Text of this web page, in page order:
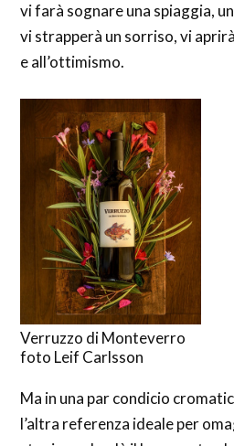
vi farà sognare una spiaggia,
vi strapperà un sorriso, vi
e all’ottimismo.
Verruzzo di Monteverro
foto Leif Carlsson
Ma in una par condicio
l’altra referenza ideale per